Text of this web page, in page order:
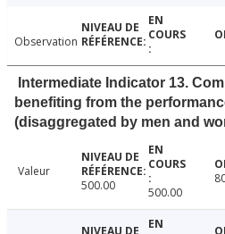
Observation
Intermediate Indicator 13.
benefiting from the
(disaggregated by men and
Valeur
500.00
500.00